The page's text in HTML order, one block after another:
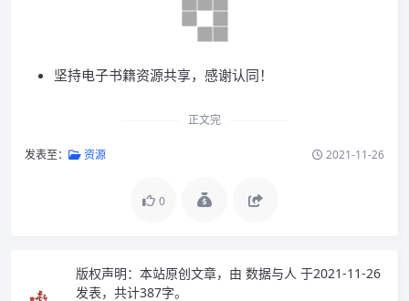
坚持电子书籍资源共享，感谢认同！
正文完
发表至： 资源 2021-11-26
0
版权声明： 本站原创文章，由 数据与人 于2021-11-26
发表，共计387字。